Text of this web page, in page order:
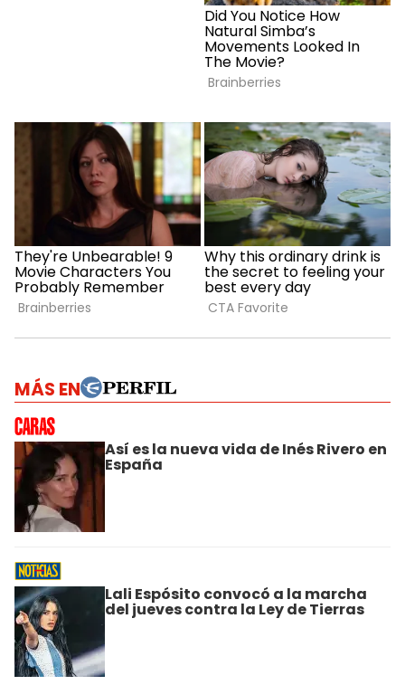
MÁS EN
Así es la nueva vida de Inés Rivero en
España
Lali Espósito convocó a la marcha
del jueves contra la Ley de Tierras